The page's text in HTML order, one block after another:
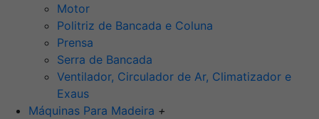
Motor
Politriz de Bancada e Coluna
Prensa
Serra de Bancada
Ventilador, Circulador de Ar, Climatizador e
Exaus
Máquinas Para Madeira +